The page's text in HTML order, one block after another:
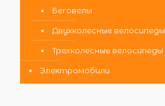
Беговелы
Двухколесные велосипеды
Трехколесные велосипеды
Электромобили